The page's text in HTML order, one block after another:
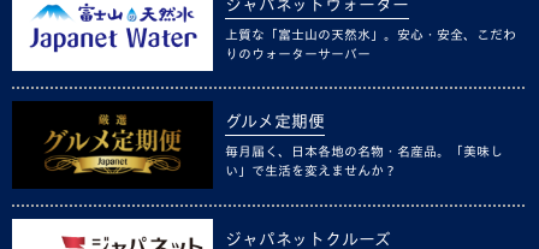
ジャパネットウォーター
上質な「富士山の天然水」。安心・安全、こだわ
りのウォーターサーバー
グルメ定期便
毎月届く、日本各地の名物・名産品。「美味し
い」で生活を変えませんか？
ジャパネットクルーズ